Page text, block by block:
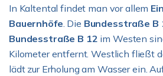
In Kaltental findet man vor allem
Bauernhöfe. Die Bundesstraße B
Bundesstraße B 12 im Westen
Kilometer entfernt. Westlich fließt
lädt zur Erholung am Wasser ein.